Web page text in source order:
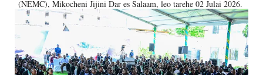
(NEMC), Mikocheni Jijini Dar es Salaam, leo tarehe 02 Julai 2026.